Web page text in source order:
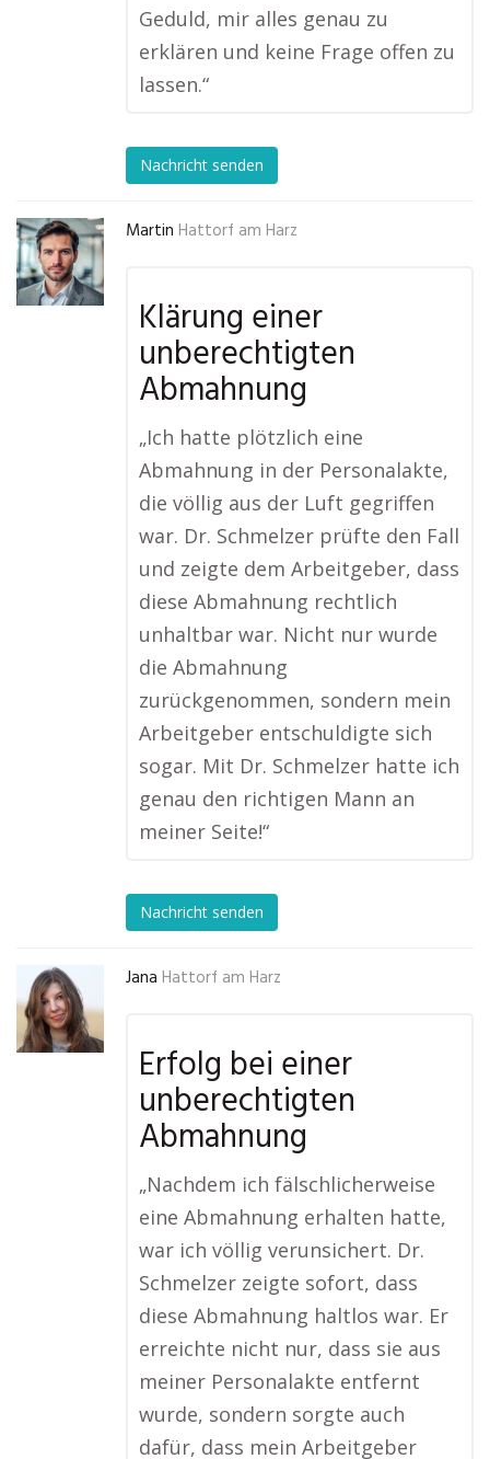
Geduld, mir alles genau zu
erklären und keine Frage offen zu
lassen.“
Nachricht senden
Martin Hattorf am Harz
Klärung einer
unberechtigten
Abmahnung
„Ich hatte plötzlich eine
Abmahnung in der Personalakte,
die völlig aus der Luft gegriffen
war. Dr. Schmelzer prüfte den Fall
und zeigte dem Arbeitgeber, dass
diese Abmahnung rechtlich
unhaltbar war. Nicht nur wurde
die Abmahnung
zurückgenommen, sondern mein
Arbeitgeber entschuldigte sich
sogar. Mit Dr. Schmelzer hatte ich
genau den richtigen Mann an
meiner Seite!“
Nachricht senden
Jana Hattorf am Harz
Erfolg bei einer
unberechtigten
Abmahnung
„Nachdem ich fälschlicherweise
eine Abmahnung erhalten hatte,
war ich völlig verunsichert. Dr.
Schmelzer zeigte sofort, dass
diese Abmahnung haltlos war. Er
erreichte nicht nur, dass sie aus
meiner Personalakte entfernt
wurde, sondern sorgte auch
dafür, dass mein Arbeitgeber